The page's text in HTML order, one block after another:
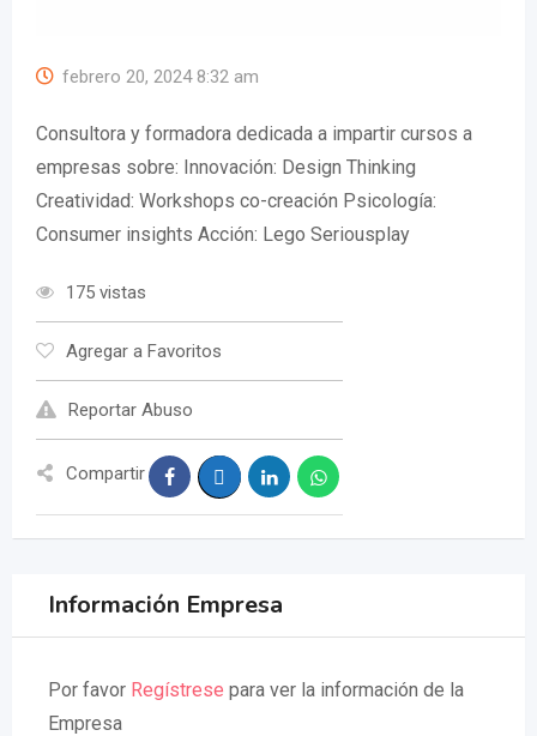
febrero 20, 2024 8:32 am
Consultora y formadora dedicada a impartir cursos a
empresas sobre: Innovación: Design Thinking
Creatividad: Workshops co-creación Psicología:
Consumer insights Acción: Lego Seriousplay
175 vistas
Agregar a Favoritos
Reportar Abuso
Compartir
Información Empresa
Por favor Regístrese para ver la información de la
Empresa